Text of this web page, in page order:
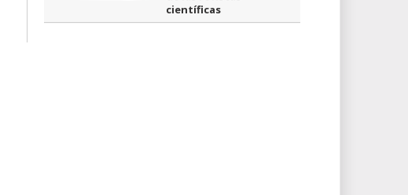
científicas